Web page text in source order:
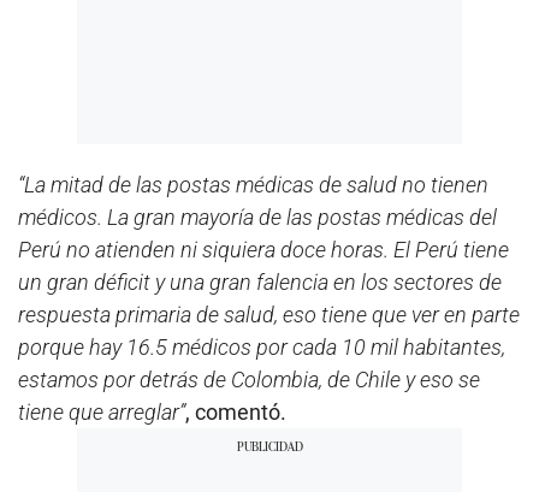
“La mitad de las postas médicas de salud no tienen
médicos. La gran mayoría de las postas médicas del
Perú no atienden ni siquiera doce horas. El Perú tiene
un gran déficit y una gran falencia en los sectores de
respuesta primaria de salud, eso tiene que ver en parte
porque hay 16.5 médicos por cada 10 mil habitantes,
estamos por detrás de Colombia, de Chile y eso se
tiene que arreglar”, comentó.